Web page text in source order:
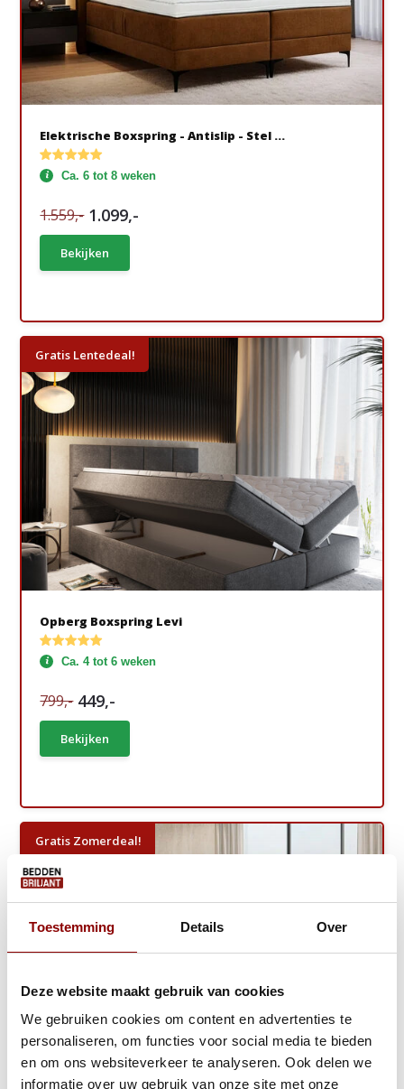
Toestemming Details Over
Deze website maakt gebruik van cookies
We gebruiken cookies om content en advertenties te
personaliseren, om functies voor social media te bieden
en om ons websiteverkeer te analyseren. Ook delen we
informatie over uw gebruik van onze site met onze
Elektrische Boxspring - Antislip - Stel ...
Ca. 6 tot 8 weken
1.559,- 1.099,-
Bekijken
Gratis Lentedeal!
Opberg Boxspring Levi
Ca. 4 tot 6 weken
799,- 449,-
Bekijken
Gratis Zomerdeal!